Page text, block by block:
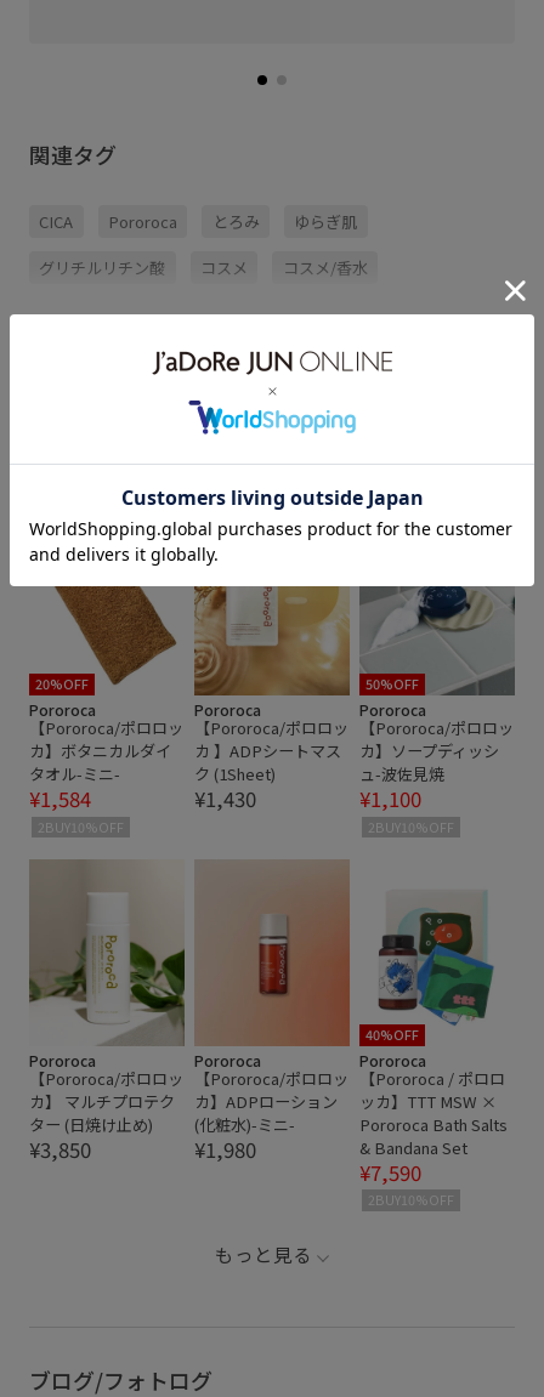
関連タグ
CICA Pororoca とろみ ゆらぎ肌
グリチルリチン酸 コスメ コスメ/香水
サステナブル スキンケア バランスが良い
ベスト ベリー ペット
Pororoca
20%OFF
Pororoca
【Pororoca/ポロロッ
カ】ボタニカルダイ
タオル-ミニ-
¥1,584
2BUY10%OFF
Pororoca
【Pororoca/ポロロッ
カ 】ADPシートマス
ク (1Sheet)
¥1,430
50%OFF
Pororoca
【Pororoca/ポロロッ
カ】ソープディッシ
ュ-波佐見焼
¥1,100
2BUY10%OFF
Pororoca
【Pororoca/ポロロッ
カ】 マルチプロテク
ター (日焼け止め)
¥3,850
Pororoca
【Pororoca/ポロロッ
カ】ADPローション
(化粧水)-ミニ-
¥1,980
40%OFF
Pororoca
【Pororoca / ポロロ
ッカ】TTT MSW ×
Pororoca Bath Salts
& Bandana Set
¥7,590
2BUY10%OFF
もっと見る
ブログ/フォトログ